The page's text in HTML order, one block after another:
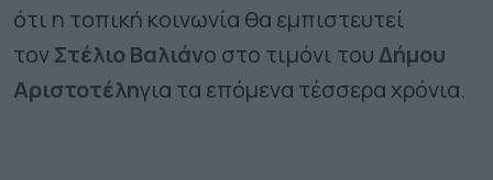
ότι η τοπική κοινωνία θα εμπιστευτεί
τονΣτέλιο Βαλιάνο στο τιμόνι τουΔήμου
Αριστοτέληγια τα επόμενα τέσσερα χρόνια.